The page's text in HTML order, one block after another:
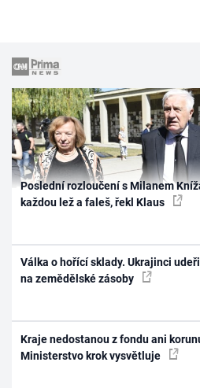
Poslední rozloučení s Milanem
každou lež a faleš, řekl Klaus
Válka o hořící sklady. Ukrajinci
na zemědělské zásoby
Kraje nedostanou z fondu ani
Ministerstvo krok vysvětluje